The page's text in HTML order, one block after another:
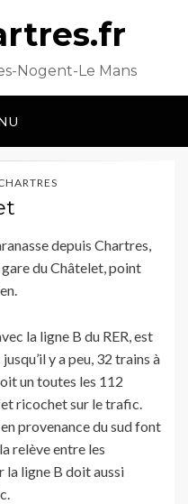
Nogent-Le Mans
depuis Chartres,
du Châtelet, point
la ligne B du RER, est
y a peu, 32 trains à
un toutes les 112
ricochet sur le trafic.
provenance du sud font
relève entre les
la ligne B doit aussi